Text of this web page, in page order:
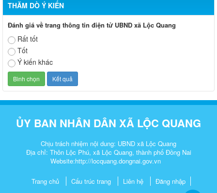
THĂM DÒ Ý KIẾN
Đánh giá về trang thông tin điện tử UBND xã Lộc Quang
Rất tốt
Tốt
Ý kiến khác
ỦY BAN NHÂN DÂN XÃ LỘC QUANG
Chịu trách nhiệm nội dung: UBND xã Lộc Quang
Địa chỉ: Thôn Lộc Phú, xã Lộc Quang, thành phố Đồng Nai
Website:http://locquang.dongnai.gov.vn
Trang chủ Cấu trúc trang Liên hệ Đăng nhập